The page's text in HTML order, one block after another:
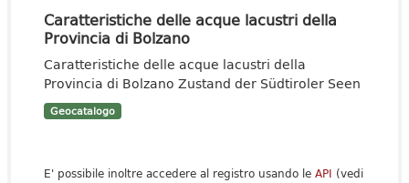
Caratteristiche delle acque lacustri della
Provincia di Bolzano
Caratteristiche delle acque lacustri della
Provincia di Bolzano Zustand der Südtiroler Seen
Geocatalogo
E' possibile inoltre accedere al registro usando le API (vedi